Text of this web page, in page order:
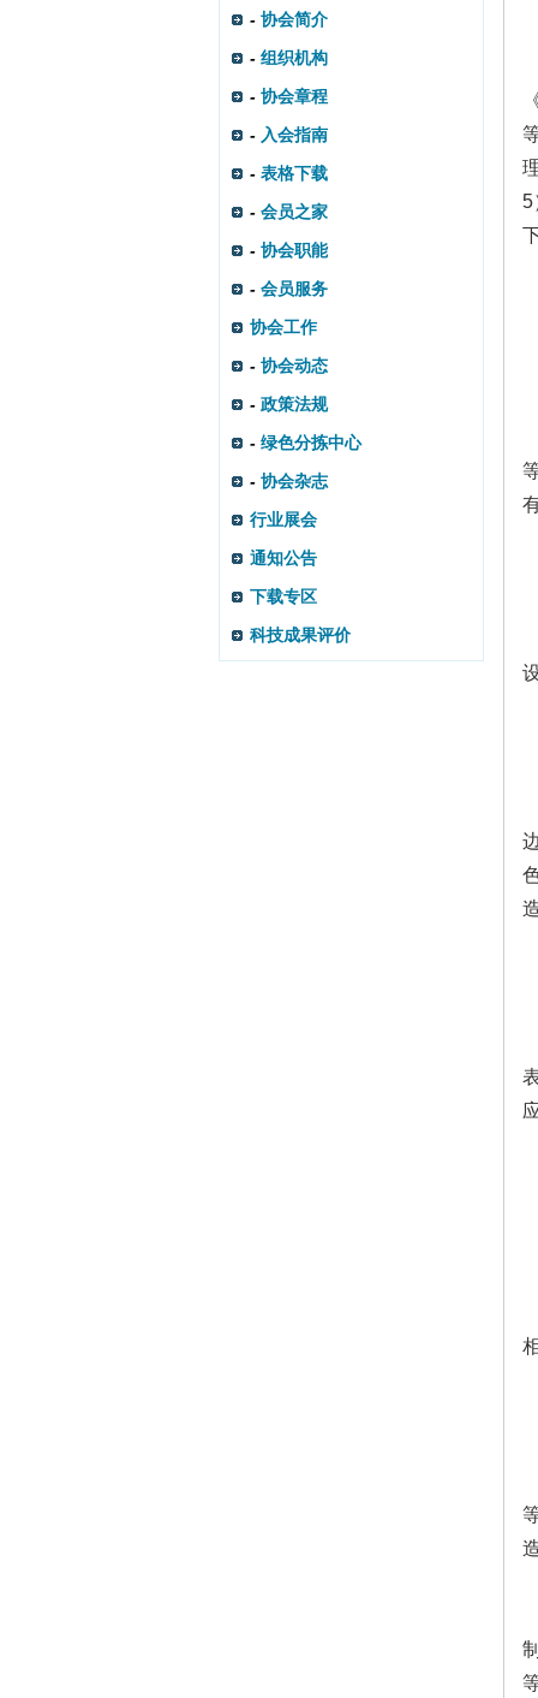
- 协会简介
- 组织机构
- 协会章程
- 入会指南
- 表格下载
- 会员之家
- 协会职能
- 会员服务
协会工作
- 协会动态
- 政策法规
- 绿色分拣中心
- 协会杂志
行业展会
通知公告
下载专区
科技成果评价
5